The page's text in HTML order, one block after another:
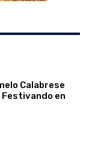
Calabrese
en